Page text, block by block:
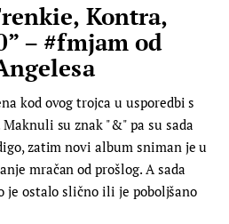
Kontra,
– #fmjam od
kod ovog trojca u usporedbi s
su znak "&" pa su sada
zatim novi album sniman je u
mračan od prošlog. A sada
je ostalo slično ili je poboljšano